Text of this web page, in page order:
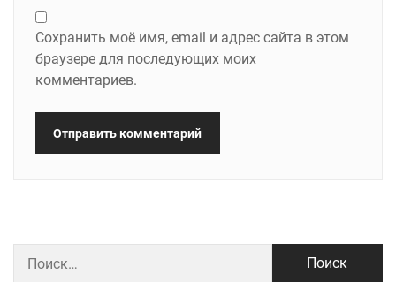
Сохранить моё имя, email и адрес сайта в этом
браузере для последующих моих
комментариев.